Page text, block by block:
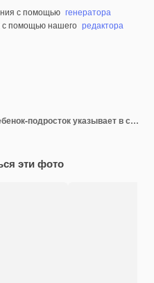
с помощью генератора
с помощью нашего редактора
Посмотрите на рекламу. Ребенок-подросток указывает в сторону, показывает пустое место для копии для презентации текстовой промо-идеи
эти фото